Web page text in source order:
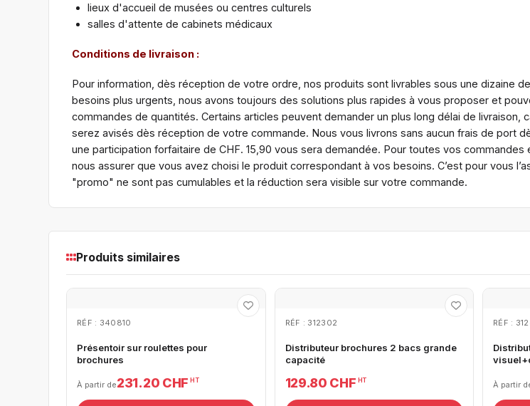
lieux d'accueil de musées ou centres culturels
salles d'attente de cabinets médicaux
Conditions de livraison :
Pour information, dès réception de votre ordre, nos produits sont livrables sous une dizaine
besoins plus urgents, nous avons toujours des solutions plus rapides à vous proposer et
commandes de quantités. Certains articles peuvent demander un plus long délai de
serez avisés dès réception de votre commande. Nous vous livrons sans aucun frais de port
une participation forfaitaire de CHF. 15,90 vous sera demandée. Pour toutes vos
nous assurer que vous avez choisi le produit correspondant à vos besoins. C’est pour vous
"promo" ne sont pas cumulables et la réduction sera visible sur votre commande.
Produits similaires
RÉF : 340810
Présentoir sur roulettes pour
brochures
À partir de231.20 CHF HT
RÉF : 312302
Distributeur brochures 2 bacs grande
capacité
129.80 CHF HT
RÉF :
À partir